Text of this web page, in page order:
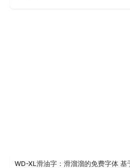
WD-XL滑油字：滑溜溜的免费字体